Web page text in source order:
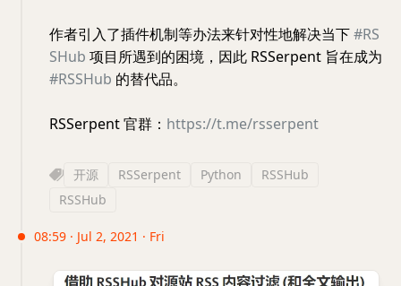
作者引入了插件机制等办法来针对性地解决当下#RS
SHub 项目所遇到的困境，因此 RSSerpent 旨在成为
#RSSHub 的替代品。
RSSerpent 官群： https://t.me/rsserpent
开源 RSSerpent Python
RSSHub
RSSHub
08:59 · Jul 2, 2021 · Fri